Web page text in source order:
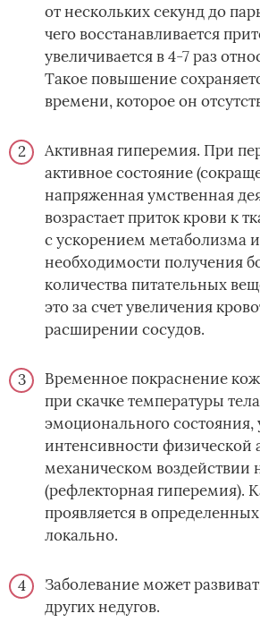
от нескольких секунд до
чего восстанавливается
увеличивается в 4-7 раз
Такое повышение
времени, которое он
Активная гиперемия. При
активное состояние
напряженная умственная
возрастает приток крови к
с ускорением метаболизма
необходимости получения
количества питательных
это за счет увеличения
расширении сосудов.
Временное покраснение
при скачке температуры
эмоционального состояния,
интенсивности физической
механическом воздействии
(рефлекторная гиперемия).
проявляется в
локально.
Заболевание может
других недугов.